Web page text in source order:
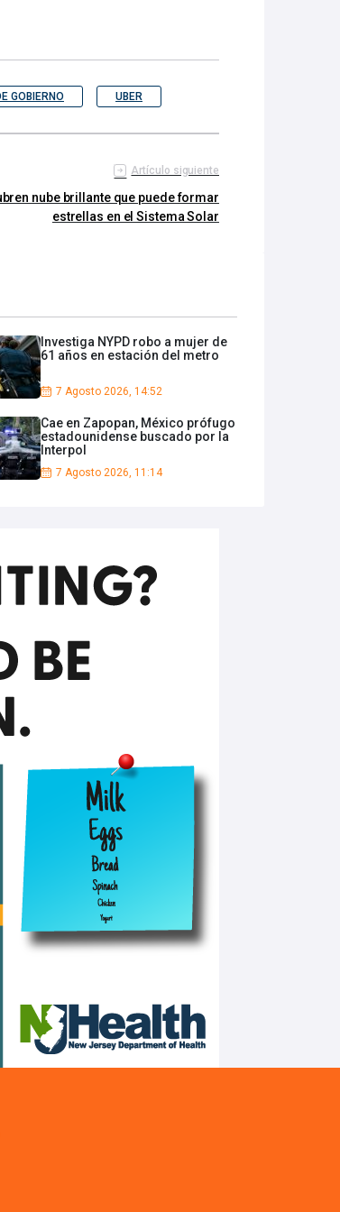
GOBIERNO UBER
Artículo siguiente
nube brillante que puede formar
estrellas en el Sistema Solar
Investiga NYPD robo a mujer de
61 años en estación del metro
7 Agosto 2026, 14:52
Cae en Zapopan, México prófugo
estadounidense buscado por la
Interpol
7 Agosto 2026, 11:14